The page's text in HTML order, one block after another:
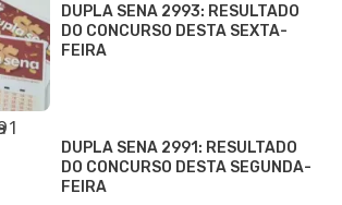
DUPLA SENA 2993: RESULTADO
DO CONCURSO DESTA SEXTA-
FEIRA
DUPLA SENA 2991: RESULTADO
DO CONCURSO DESTA SEGUNDA-
FEIRA